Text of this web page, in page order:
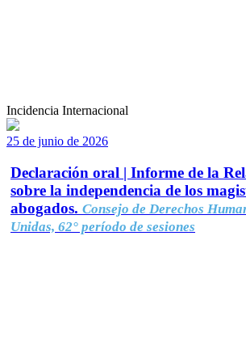
Incidencia Internacional
25 de junio de 2026
Declaración oral | Informe de la
sobre la independencia de los
abogados. Consejo de Derechos
Unidas, 62° período de sesiones